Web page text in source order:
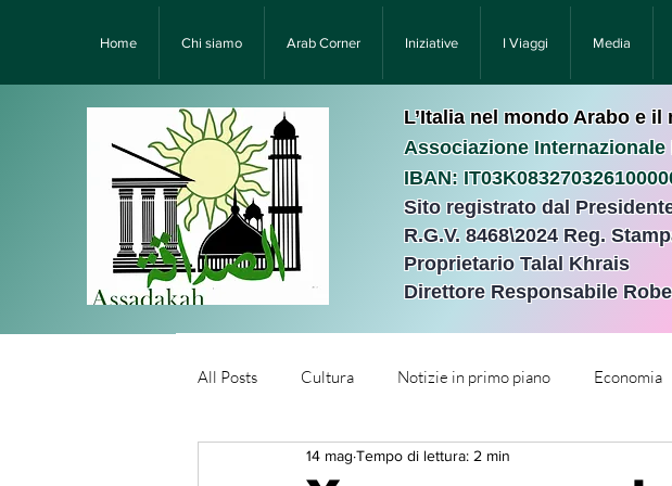
Home Chi siamo Arab Corner Iniziative I Viaggi Media
L’Italia nel mondo Arabo e
Associazione
IBAN:
Sito registrato dal
R.G.V. 8468\2024 Reg.
Proprietario Talal Khrais
Direttore Responsabile
All Posts Cultura Notizie in primo piano Economia
Նորություններ/Notizie Armene
14 mag Tempo di lettura: 2 min